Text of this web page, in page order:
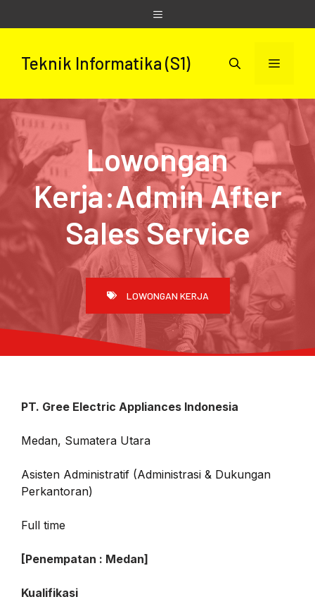
to
Menu
Teknik Informatika (S1) Menu
Lowongan
Kerja:Admin After
Sales Service
LOWONGAN KERJA
PT. Gree Electric Appliances Indonesia
Medan, Sumatera Utara
Asisten Administratif (Administrasi & Dukungan
Perkantoran)
Full time
[Penempatan : Medan]
Kualifikasi